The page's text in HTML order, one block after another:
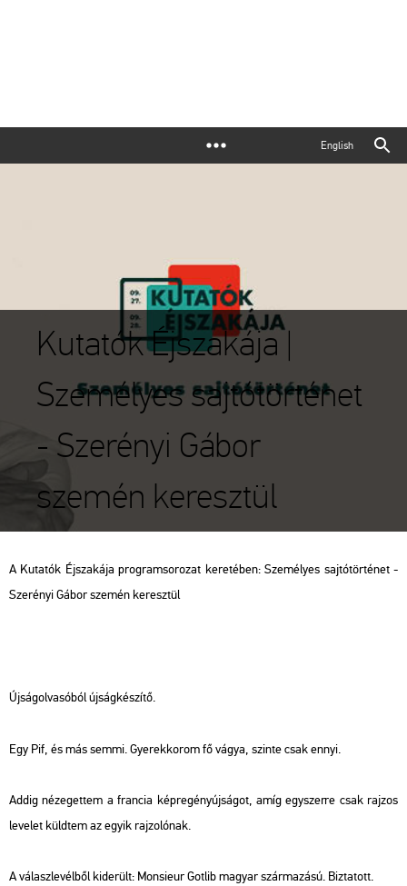
English
Kutatók Éjszakája |
Személyes sajtótörténet
- Szerényi Gábor
szemén keresztül
A Ku­ta­tók Éj­sza­ká­ja prog­ram­so­ro­zat ke­re­té­ben: Sze­mé­lyes saj­tó­tör­té­net -
Sze­ré­nyi Gábor sze­mén ke­resz­tül
Új­ság­ol­va­só­ból új­ság­ké­szí­tő.
Egy Pif, és más semmi. Gye­rek­ko­rom fő vágya, szin­te csak ennyi.
Addig né­ze­get­tem a fran­cia kép­re­gény­új­sá­got, amíg egy­szer­re csak raj­zos
le­ve­let küld­tem az egyik raj­zo­ló­nak.
A vá­lasz­le­vél­ből ki­de­rült: Mon­sieur Got­lib ma­gyar szár­ma­zá­sú. Biz­ta­tott.